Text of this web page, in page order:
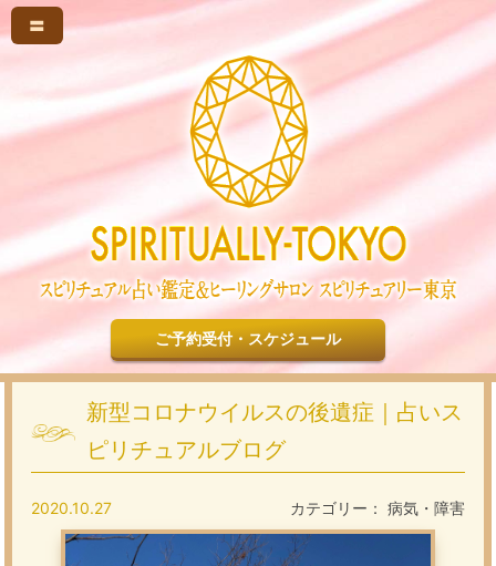
〓
ご予約受付・スケジュール
新型コロナウイルスの後遺症｜占いス
ピリチュアルブログ
カテゴリー： 病気・障害
2020.10.27